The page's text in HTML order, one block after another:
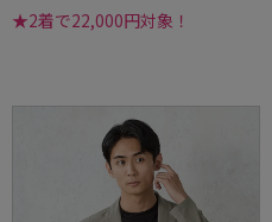
★2着で22,000円対象！